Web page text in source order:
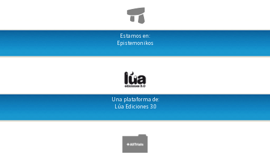
Estamos en:
Epistemonikos
Una plataforma de:
Lúa Ediciones 3.0